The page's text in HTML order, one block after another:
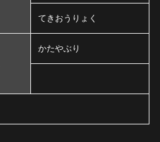
てきおうりょく
かたやぶり